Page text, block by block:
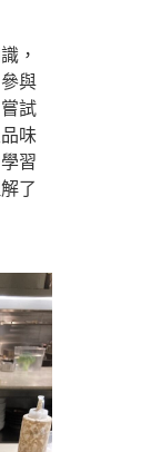
，
與
試
味
習
了